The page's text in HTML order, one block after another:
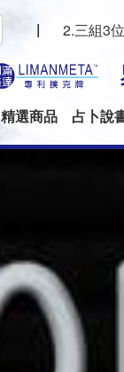
| 2.三組3
精選商品 占卜說